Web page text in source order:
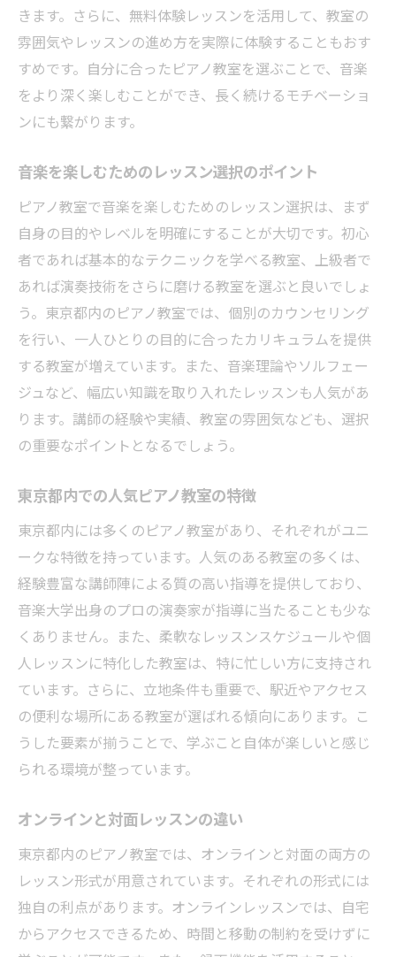
ピアノを通して知る音楽の新たな一面
ピアノ教室を選ぶ際のポイントと東京都のおす
すめ教室
ピアノ教室を選ぶ際のチェックポイント
個々のニーズに応える教室選び
東京都内のおすすめピアノ教室の紹介
体験レッスンで確認する重要ポイント
通いやすさと継続のための環境
東京都のピアノ教室での実際の体験談から学ぶ
レッスン選び
実際の経験者の声から見る教室の雰囲気
成功と失敗の体験談から学ぶ選び方
生徒たちの成長を支える教室の特徴
体験談から得られるピアノ学習のヒント
生徒の声が語る教室の魅力
音楽の扉を開く東京都内のピアノ教室での一歩
新しい音楽の世界への第一歩
ピアノの音色に触れる喜び
初めてのピアノレッスンで知る感動
東京都での音楽ライフの始め方
音楽仲間と共に歩む楽しさ
ピアノ教室が提供する音楽の可能性
東京都でピアノを楽しむ生活音楽と共に歩む選
東京都で広がる音楽活動の場
音楽と共に成長するための選択肢
地域の音楽イベントへの参加方法
音楽がもたらす生活の豊かさ
家族で楽しむピアノのある生活
きます。さらに、無料体験レッスンを活用して、教室の
雰囲気やレッスンの進め方を実際に体験することもおす
すめです。自分に合ったピアノ教室を選ぶことで、音楽
をより深く楽しむことができ、長く続けるモチベーショ
ンにも繋がります。
音楽を楽しむためのレッスン選択のポイント
ピアノ教室で音楽を楽しむためのレッスン選択は、まず
自身の目的やレベルを明確にすることが大切です。初心
者であれば基本的なテクニックを学べる教室、上級者で
あれば演奏技術をさらに磨ける教室を選ぶと良いでしょ
う。東京都内のピアノ教室では、個別のカウンセリング
を行い、一人ひとりの目的に合ったカリキュラムを提供
する教室が増えています。また、音楽理論やソルフェー
ジュなど、幅広い知識を取り入れたレッスンも人気があ
ります。講師の経験や実績、教室の雰囲気なども、選択
の重要なポイントとなるでしょう。
東京都内での人気ピアノ教室の特徴
東京都内には多くのピアノ教室があり、それぞれがユニ
ークな特徴を持っています。人気のある教室の多くは、
経験豊富な講師陣による質の高い指導を提供しており、
音楽大学出身のプロの演奏家が指導に当たることも少な
くありません。また、柔軟なレッスンスケジュールや個
人レッスンに特化した教室は、特に忙しい方に支持され
ています。さらに、立地条件も重要で、駅近やアクセス
の便利な場所にある教室が選ばれる傾向にあります。こ
うした要素が揃うことで、学ぶこと自体が楽しいと感じ
られる環境が整っています。
オンラインと対面レッスンの違い
東京都内のピアノ教室では、オンラインと対面の両方の
レッスン形式が用意されています。それぞれの形式には
独自の利点があります。オンラインレッスンでは、自宅
からアクセスできるため、時間と移動の制約を受けずに